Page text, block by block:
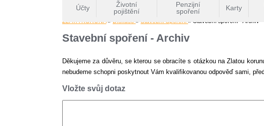
Účty
Životní
pojištění
Penzijní
spoření
Karty
ZLATÁ KORUNA» Diskuse » Stavebni Sporeni » Stavební spoření - Archiv
Stavební spoření - Archiv
Děkujeme za důvěru, se kterou se obracíte s otázkou na Zlatou
nebudeme schopni poskytnout Vám kvalifikovanou odpověď sami,
Vložte svůj dotaz